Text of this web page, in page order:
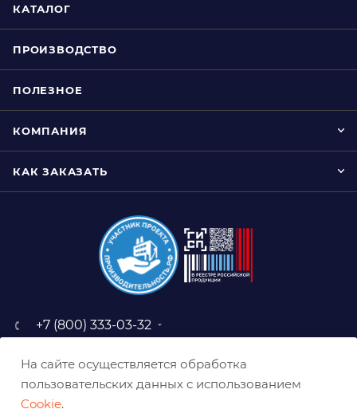
КАТАЛОГ
ПРОИЗВОДСТВО
ПОЛЕЗНОЕ
КОМПАНИЯ
КАК ЗАКАЗАТЬ
+7 (800) 333-03-32
baz@belabraziv.ru
308009, Россия, г. Белгород,
На сайте осуществляется обработка
пользовательских данных с использованием
Cookie.